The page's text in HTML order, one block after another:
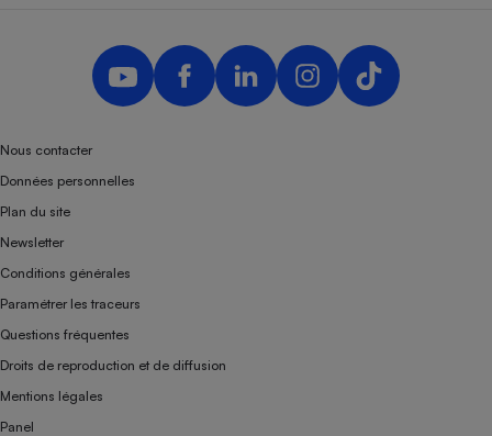
Nous contacter
Données personnelles
Plan du site
Newsletter
Conditions générales
Paramétrer les traceurs
Questions fréquentes
Droits de reproduction et de diffusion
Mentions légales
Panel